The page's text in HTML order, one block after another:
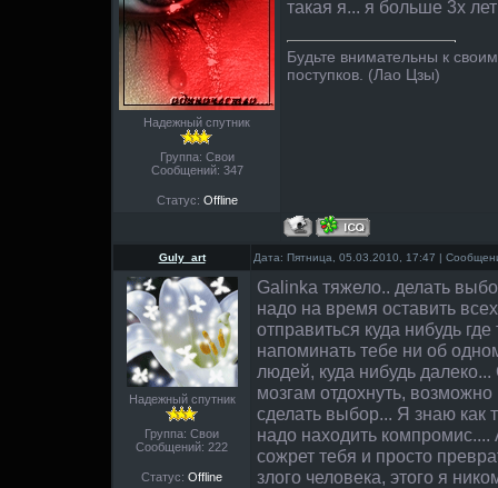
Надежный спутник
Группа: Свои
Сообщений: 347
Статус: Offline
такая я... я больше 3х
Будьте внимательны к
поступков. (Лао Цзы)
Guly_art Дата: Пятница, 05.03.2010, 17:47 |
Надежный спутник
Группа: Свои
Сообщений: 222
Статус: Offline
Galinka тяжело.. делать
надо на время оставить
отправиться куда нибудь
напоминать тебе ни об
людей, куда нибудь далеко...
мозгам отдохнуть,
сделать выбор... Я знаю как
надо находить компромис....
сожрет тебя и просто
злого человека, этого я